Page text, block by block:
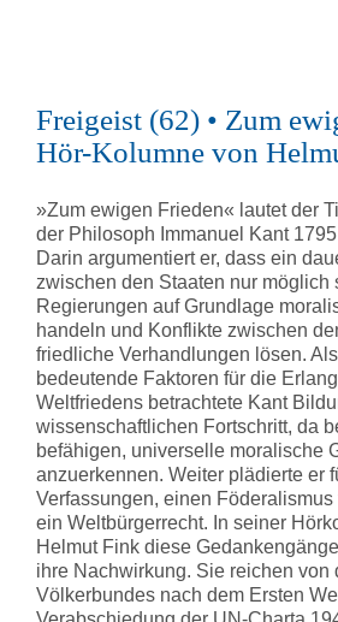
Freigeist (62) • Zum
Hör-Kolumne von
»Zum ewigen Frieden« lautet der
der Philosoph Immanuel Kant
Darin argumentiert er, dass ein
zwischen den Staaten nur möglich
Regierungen auf Grundlage
handeln und Konflikte zwischen
friedliche Verhandlungen lösen.
bedeutende Faktoren für die
Weltfriedens betrachtete Kant
wissenschaftlichen Fortschritt, da
befähigen, universelle moralische
anzuerkennen. Weiter plädierte er
Verfassungen, einen Föderalismus
ein Weltbürgerrecht. In seiner
Helmut Fink diese
ihre Nachwirkung. Sie reichen von
Völkerbundes nach dem Ersten